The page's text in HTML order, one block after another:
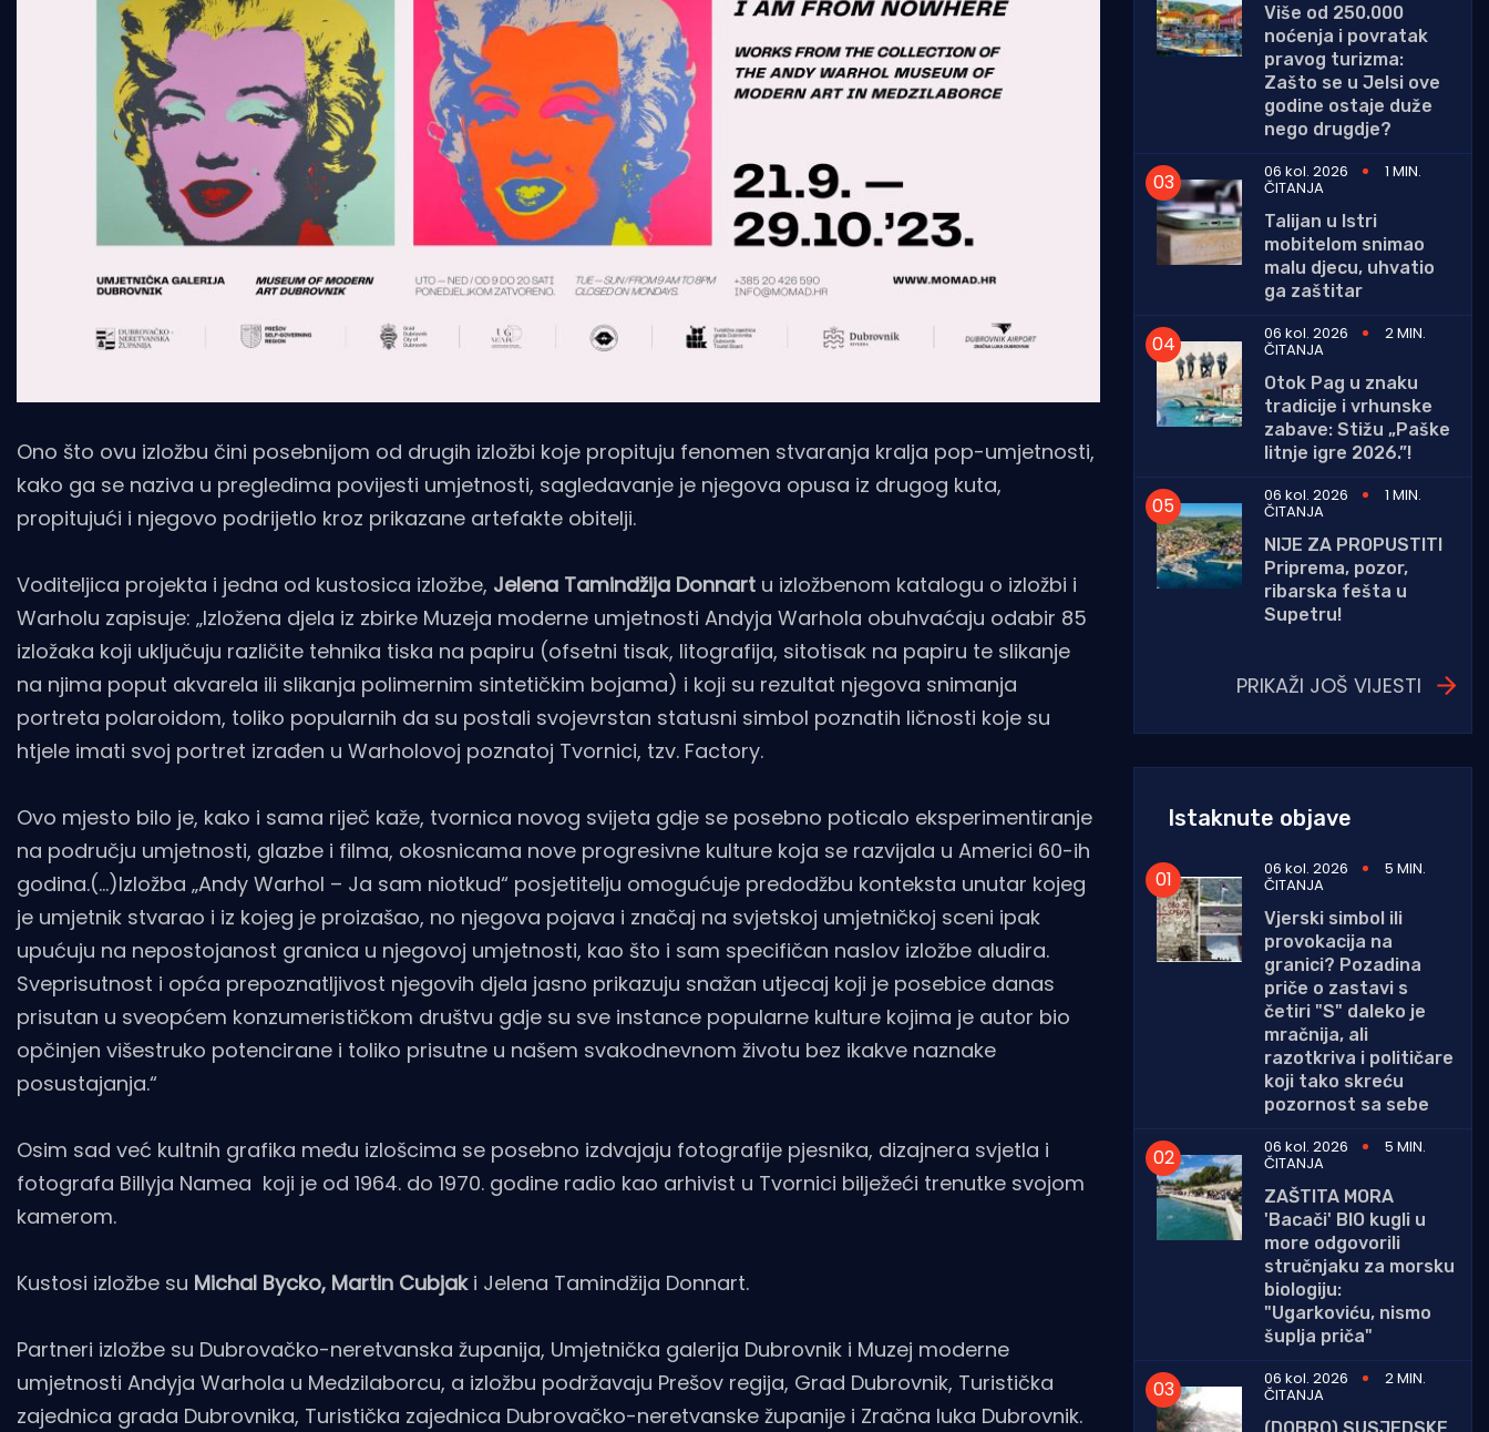
Ono što ovu izložbu čini posebnijom od drugih izložbi koje propituju fenomen stvaranja kralja pop-umjetnosti,
kako ga se naziva u pregledima povijesti umjetnosti, sagledavanje je njegova opusa iz drugog kuta,
propitujući i njegovo podrijetlo kroz prikazane artefakte obitelji.
Voditeljica projekta i jedna od kustosica izložbe, Jelena Tamindžija Donnart u izložbenom katalogu o izložbi i
Warholu zapisuje: „Izložena djela iz zbirke Muzeja moderne umjetnosti Andyja Warhola obuhvaćaju odabir 85
izložaka koji uključuju različite tehnika tiska na papiru (ofsetni tisak, litografija, sitotisak na papiru te slikanje
na njima poput akvarela ili slikanja polimernim sintetičkim bojama) i koji su rezultat njegova snimanja
portreta polaroidom, toliko popularnih da su postali svojevrstan statusni simbol poznatih ličnosti koje su
htjele imati svoj portret izrađen u Warholovoj poznatoj Tvornici, tzv. Factory.
Ovo mjesto bilo je, kako i sama riječ kaže, tvornica novog svijeta gdje se posebno poticalo eksperimentiranje
na području umjetnosti, glazbe i filma, okosnicama nove progresivne kulture koja se razvijala u Americi 60-ih
godina.(…)Izložba „Andy Warhol – Ja sam niotkud“ posjetitelju omogućuje predodžbu konteksta unutar kojeg
je umjetnik stvarao i iz kojeg je proizašao, no njegova pojava i značaj na svjetskoj umjetničkoj sceni ipak
upućuju na nepostojanost granica u njegovoj umjetnosti, kao što i sam specifičan naslov izložbe aludira.
Sveprisutnost i opća prepoznatljivost njegovih djela jasno prikazuju snažan utjecaj koji je posebice danas
prisutan u sveopćem konzumerističkom društvu gdje su sve instance popularne kulture kojima je autor bio
opčinjen višestruko potencirane i toliko prisutne u našem svakodnevnom životu bez ikakve naznake
posustajanja.“
Osim sad već kultnih grafika među izlošcima se posebno izdvajaju fotografije pjesnika, dizajnera svjetla i
fotografa Billyja Namea koji je od 1964. do 1970. godine radio kao arhivist u Tvornici bilježeći trenutke svojom
kamerom.
Kustosi izložbe su Michal Bycko, Martin Cubjaki Jelena Tamindžija Donnart.
Partneri izložbe su Dubrovačko-neretvanska županija, Umjetnička galerija Dubrovnik i Muzej moderne
umjetnosti Andyja Warhola u Medzilaborcu, a izložbu podržavaju Prešov regija, Grad Dubrovnik, Turistička
zajednica grada Dubrovnika, Turistička zajednica Dubrovačko-neretvanske županije i Zračna luka Dubrovnik.
Više od 250.000
noćenja i povratak
pravog turizma:
Zašto se u Jelsi ove
godine ostaje duže
nego drugdje?
06 kol. 2026
1 MIN.
ČITANJA
Talijan u Istri
mobitelom snimao
malu djecu, uhvatio
ga zaštitar
06 kol. 2026
2 MIN.
ČITANJA
Otok Pag u znaku
tradicije i vrhunske
zabave: Stižu „Paške
litnje igre 2026.”!
06 kol. 2026
1 MIN.
ČITANJA
NIJE ZA PROPUSTITI
Priprema, pozor,
ribarska fešta u
Supetru!
PRIKAŽI JOŠ VIJESTI
Istaknute objave
06 kol. 2026 5 MIN.
ČITANJA
Vjerski simbol ili
provokacija na
granici? Pozadina
priče o zastavi s
četiri "S" daleko je
mračnija, ali
razotkriva i političare
koji tako skreću
pozornost sa sebe
06 kol. 2026
5 MIN.
ČITANJA
ZAŠTITA MORA
'Bacači' BIO kugli u
more odgovorili
stručnjaku za morsku
biologiju:
"Ugarkoviću, nismo
šuplja priča"
06 kol. 2026
2 MIN.
ČITANJA
(DOBRO) SUSJEDSKE